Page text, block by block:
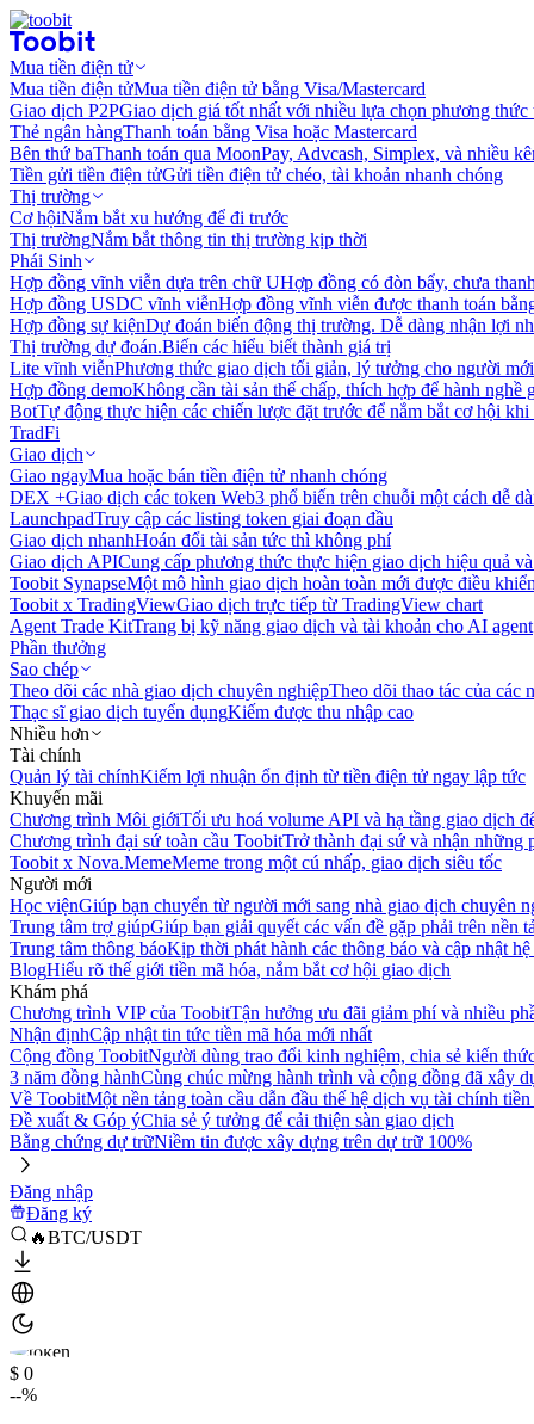
Mua tiền điện tử
Mua tiền điện tửMua tiền điện tử bằng Visa/Mastercard
Giao dịch P2PGiao dịch giá tốt nhất với nhiều lựa chọn phương thức
Thẻ ngân hàngThanh toán bằng Visa hoặc Mastercard
Bên thứ baThanh toán qua MoonPay, Advcash, Simplex, và nhiều
Tiền gửi tiền điện tửGửi tiền điện tử chéo, tài khoản nhanh chóng
Thị trường
Cơ hộiNắm bắt xu hướng để đi trước
Thị trườngNắm bắt thông tin thị trường kịp thời
Phái Sinh
Hợp đồng vĩnh viễn dựa trên chữ UHợp đồng có đòn bẩy, chưa
Hợp đồng USDC vĩnh viễnHợp đồng vĩnh viễn được thanh toán
Hợp đồng sự kiệnDự đoán biến động thị trường. Dễ dàng nhận lợi
Thị trường dự đoán.Biến các hiểu biết thành giá trị
Lite vĩnh viễnPhương thức giao dịch tối giản, lý tưởng cho người
Hợp đồng demoKhông cần tài sản thế chấp, thích hợp để hành nghề
BotTự động thực hiện các chiến lược đặt trước để nắm bắt cơ hội
TradFi
Giao dịch
Giao ngayMua hoặc bán tiền điện tử nhanh chóng
DEX +Giao dịch các token Web3 phổ biến trên chuỗi một cách dễ
LaunchpadTruy cập các listing token giai đoạn đầu
Giao dịch nhanhHoán đổi tài sản tức thì không phí
Giao dịch APICung cấp phương thức thực hiện giao dịch hiệu quả
Toobit SynapseMột mô hình giao dịch hoàn toàn mới được điều
Toobit x TradingViewGiao dịch trực tiếp từ TradingView chart
Agent Trade KitTrang bị kỹ năng giao dịch và tài khoản cho AI agent
Phần thưởng
Sao chép
Theo dõi các nhà giao dịch chuyên nghiệpTheo dõi thao tác của các
Thạc sĩ giao dịch tuyển dụngKiếm được thu nhập cao
Nhiều hơn
Tài chính
Quản lý tài chínhKiếm lợi nhuận ổn định từ tiền điện tử ngay lập tức
Khuyến mãi
Chương trình Môi giớiTối ưu hoá volume API và hạ tầng giao dịch
Chương trình đại sứ toàn cầu ToobitTrở thành đại sứ và nhận những
Toobit x Nova.MemeMeme trong một cú nhấp, giao dịch siêu tốc
Người mới
Học việnGiúp bạn chuyển từ người mới sang nhà giao dịch chuyên
Trung tâm trợ giúpGiúp bạn giải quyết các vấn đề gặp phải trên nền
Trung tâm thông báoKịp thời phát hành các thông báo và cập nhật
BlogHiểu rõ thế giới tiền mã hóa, nắm bắt cơ hội giao dịch
Khám phá
Chương trình VIP của ToobitTận hưởng ưu đãi giảm phí và nhiều
Nhận địnhCập nhật tin tức tiền mã hóa mới nhất
Cộng đồng ToobitNgười dùng trao đổi kinh nghiệm, chia sẻ kiến
3 năm đồng hànhCùng chúc mừng hành trình và cộng đồng đã xây
Về ToobitMột nền tảng toàn cầu dẫn đầu thế hệ dịch vụ tài chính
Đề xuất & Góp ýChia sẻ ý tưởng để cải thiện sàn giao dịch
Bằng chứng dự trữNiềm tin được xây dựng trên dự trữ 100%
Đăng nhập
Đăng ký
🔥BTC/USDT
$ 0
--%